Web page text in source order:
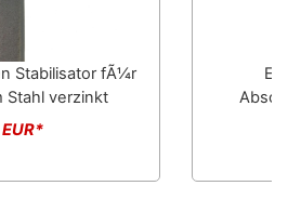
Stabilisator fÃ¼r
Stahl verzinkt